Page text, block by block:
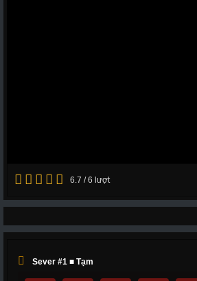
6.7 / 6 lượt
Sever #1 ■ Tạm